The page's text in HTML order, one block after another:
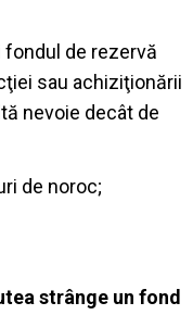
fondul de rezervă
sau achiziţionării
nevoie decât de
de noroc;
strânge un fond